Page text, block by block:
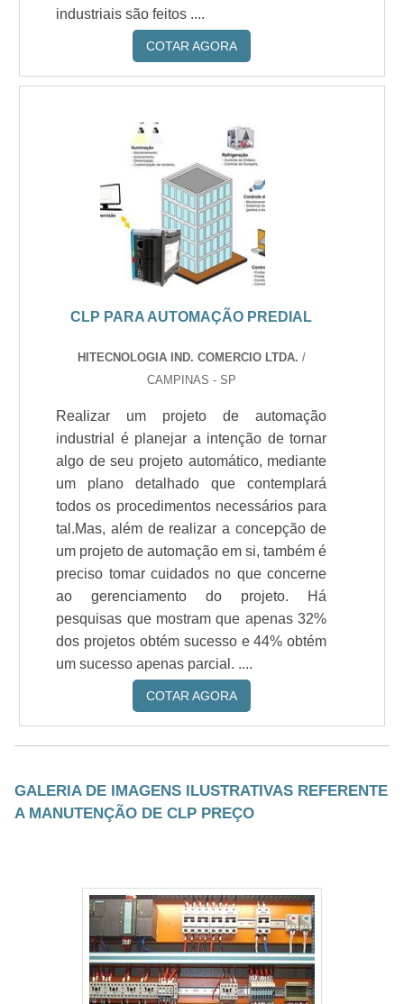
industriais são feitos ....
COTAR AGORA
CLP PARA AUTOMAÇÃO PREDIAL
HITECNOLOGIA IND. COMERCIO LTDA. /
CAMPINAS - SP
Realizar um projeto de automação
industrial é planejar a intenção de tornar
algo de seu projeto automático, mediante
um plano detalhado que contemplará
todos os procedimentos necessários para
tal.Mas, além de realizar a concepção de
um projeto de automação em si, também é
preciso tomar cuidados no que concerne
ao gerenciamento do projeto. Há
pesquisas que mostram que apenas 32%
dos projetos obtém sucesso e 44% obtém
um sucesso apenas parcial. ....
COTAR AGORA
GALERIA DE IMAGENS ILUSTRATIVAS REFERENTE
A MANUTENÇÃO DE CLP PREÇO